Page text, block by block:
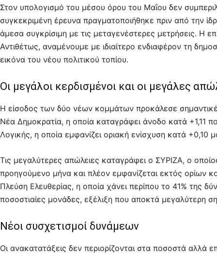
Στον υπολογισμό του μέσου όρου του Μαΐου δεν
συγκεκριμένη έρευνα πραγματοποιήθηκε πριν από την
άμεσα συγκρίσιμη με τις μεταγενέστερες μετρήσεις. Η
Αντιθέτως, αναμένουμε με ιδιαίτερο ενδιαφέρον τη
εικόνα του νέου πολιτικού τοπίου.
Οι μεγάλοι κερδισμένοι και οι μεγάλες
Η είσοδος των δύο νέων κομμάτων προκάλεσε
Νέα Δημοκρατία, η οποία καταγράφει άνοδο κατά +1,11
Λογικής, η οποία εμφανίζει οριακή ενίσχυση κατά +0,10
Τις μεγαλύτερες απώλειες καταγράφει ο ΣΥΡΙΖΑ, ο
προηγούμενο μήνα και πλέον εμφανίζεται εκτός ορίων
Πλεύση Ελευθερίας, η οποία χάνει περίπου το 41% της
ποσοστιαίες μονάδες, εξέλιξη που αποκτά μεγαλύτερη
Νέοι συσχετισμοί δυνάμεων
Οι ανακατατάξεις δεν περιορίζονται στα ποσοστά αλλά